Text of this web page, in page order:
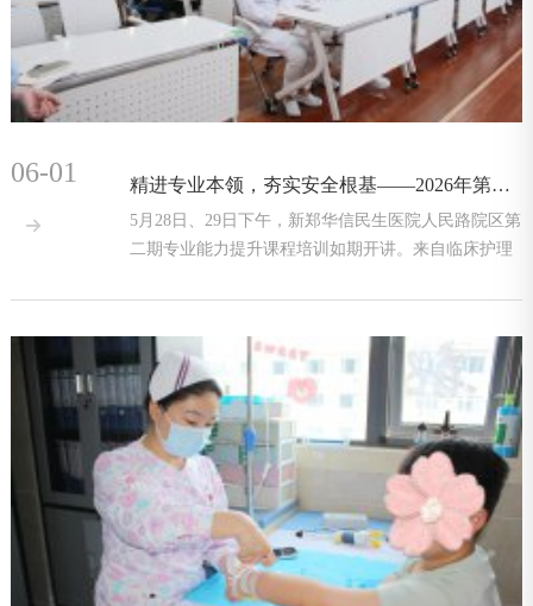
06-01

精进专业本领，夯实安全根基——2026年第二期专业能力提升课程培训圆满举行
5月28日、29日下午，新郑华信民生医院人民路院区第
二期专业能力提升课程培训如期开讲。来自临床护理